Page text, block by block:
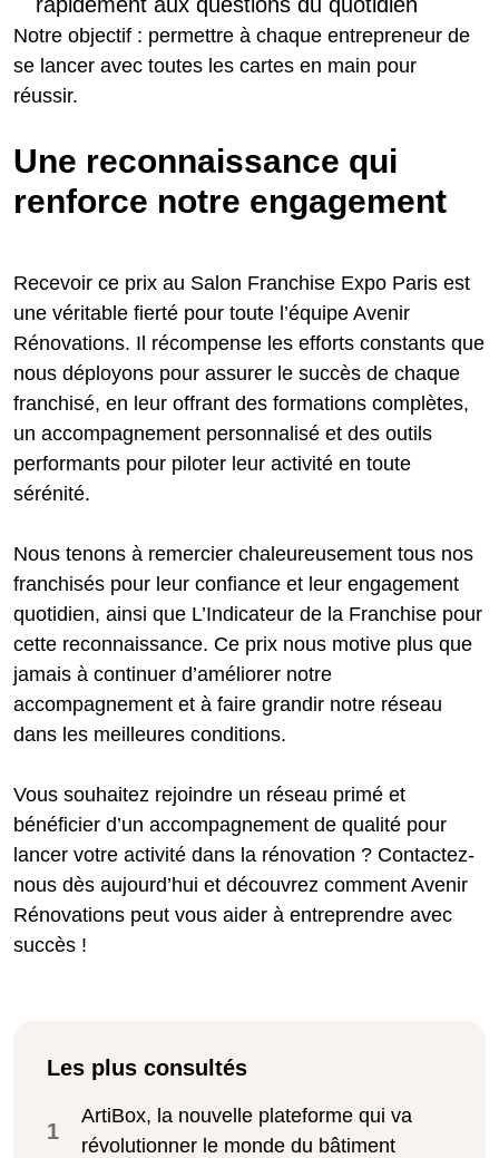
Notre objectif : permettre à chaque entrepreneur de
se lancer avec toutes les cartes en main pour
réussir.
Une reconnaissance qui
renforce notre engagement
Recevoir ce prix au Salon Franchise Expo Paris est
une véritable fierté pour toute l’équipe Avenir
Rénovations. Il récompense les efforts constants que
nous déployons pour assurer le succès de chaque
franchisé, en leur offrant des formations complètes,
un accompagnement personnalisé et des outils
performants pour piloter leur activité en toute
sérénité.
Nous tenons à remercier chaleureusement tous nos
franchisés pour leur confiance et leur engagement
quotidien, ainsi que L’Indicateur de la Franchise pour
cette reconnaissance. Ce prix nous motive plus que
jamais à continuer d’améliorer notre
accompagnement et à faire grandir notre réseau
dans les meilleures conditions.
Vous souhaitez rejoindre un réseau primé et
bénéficier d’un accompagnement de qualité pour
lancer votre activité dans la rénovation ? Contactez-
nous dès aujourd’hui et découvrez comment Avenir
Rénovations peut vous aider à entreprendre avec
succès !
Les plus consultés
1
ArtiBox, la nouvelle plateforme qui va
révolutionner le monde du bâtiment